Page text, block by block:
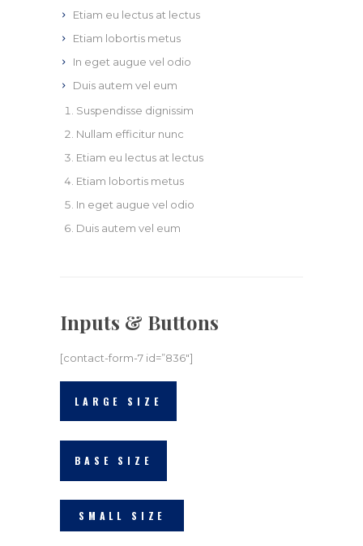
Etiam eu lectus at lectus
Etiam lobortis metus
In eget augue vel odio
Duis autem vel eum
Suspendisse dignissim
Nullam efficitur nunc
Etiam eu lectus at lectus
Etiam lobortis metus
In eget augue vel odio
Duis autem vel eum
Inputs & Buttons
[contact-form-7 id=”836″]
LARGE SIZE
BASE SIZE
SMALL SIZE